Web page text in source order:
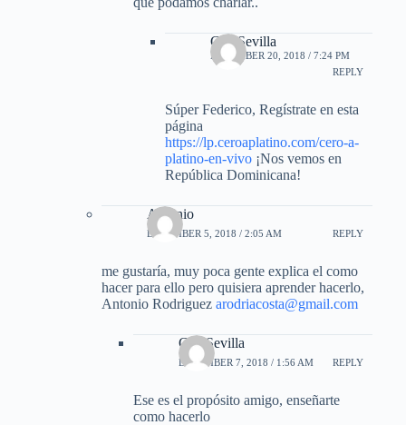
Gus Sevilla
DECEMBER 20, 2018 / 7:24 PM
REPLY
Súper Federico, Regístrate en esta
página
https://lp.ceroaplatino.com/cero-a-
platino-en-vivo¡Nos vemos en
República Dominicana!
Antonio
DECEMBER 5, 2018 / 2:05 AM REPLY
me gustaría, muy poca gente explica el como
hacer para ello pero quisiera aprender hacerlo,
Antonio Rodriguez arodriacosta@gmail.com
Gus Sevilla
DECEMBER 7, 2018 / 1:56 AM REPLY
Ese es el propósito amigo, enseñarte
como hacerlo